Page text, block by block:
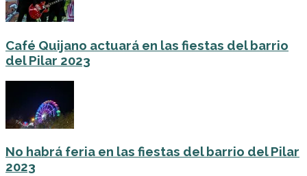
Café Quijano actuará en las fiestas del barrio
del Pilar 2023
No habrá feria en las fiestas del barrio del Pilar
2023